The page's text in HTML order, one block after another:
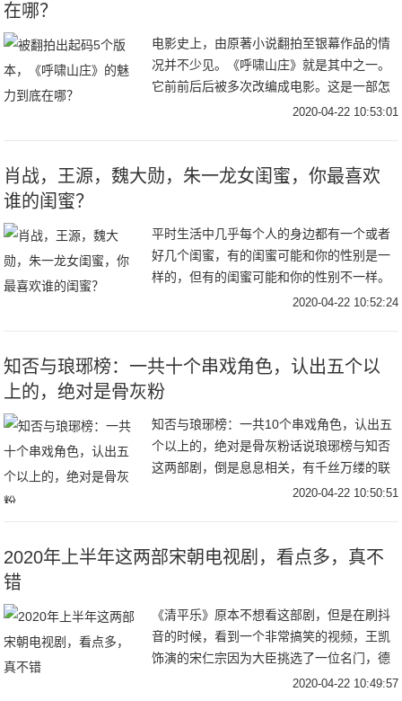
在哪？
电影史上，由原著小说翻拍至银幕作品的情
况并不少见。《呼啸山庄》就是其中之一。
它前前后后被多次改编成电影。这是一部怎
样的作品？它又有什么不朽的魅力？从原著
2020-04-22 10:53:01
肖战，王源，魏大勋，朱一龙女闺蜜，你最喜欢
谁的闺蜜？
平时生活中几乎每个人的身边都有一个或者
好几个闺蜜，有的闺蜜可能和你的性别是一
样的，但有的闺蜜可能和你的性别不一样。
那就和大家分享一下娱乐圈中的那些异性闺
2020-04-22 10:52:24
知否与琅琊榜：一共十个串戏角色，认出五个以
上的，绝对是骨灰粉
知否与琅琊榜：一共10个串戏角色，认出五
个以上的，绝对是骨灰粉话说琅琊榜与知否
这两部剧，倒是息息相关，有千丝万缕的联
系，二者都是正午阳光剧组花重金打造的古
2020-04-22 10:50:51
2020年上半年这两部宋朝电视剧，看点多，真不
错
《清平乐》原本不想看这部剧，但是在刷抖
音的时候，看到一个非常搞笑的视频，王凯
饰演的宋仁宗因为大臣挑选了一位名门，德
高，诚信，传闻貌丑的被休的曹家女子，大
2020-04-22 10:49:57